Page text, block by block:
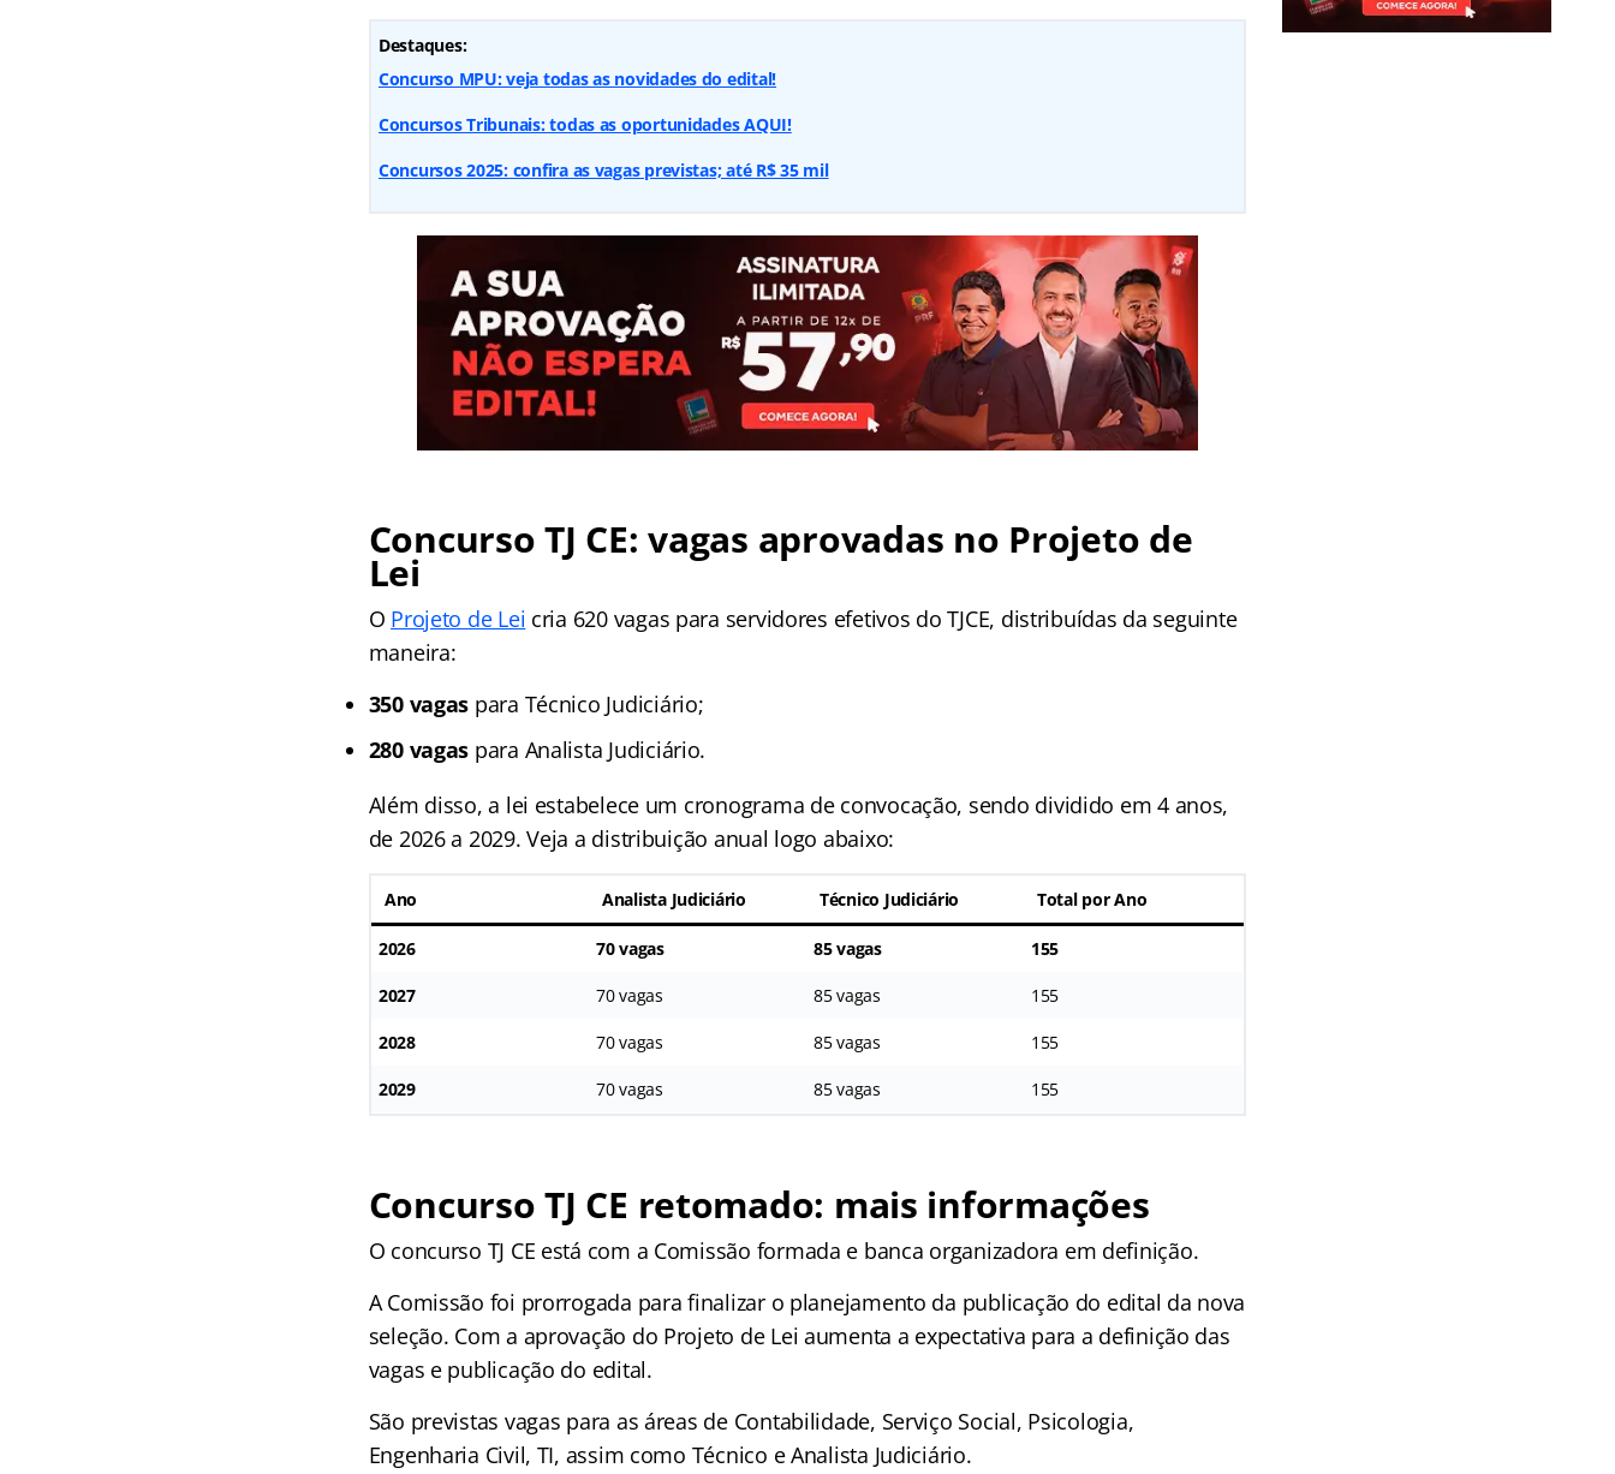
Destaques:
Concurso MPU: veja todas as novidades do edital!
Concursos Tribunais: todas as oportunidades AQUI!
Concursos 2025: confira as vagas previstas; até R$ 35 mil
Concurso TJ CE: vagas aprovadas no Projeto de
Lei
O Projeto de Lei cria 620 vagas para servidores efetivos do TJCE, distribuídas da seguinte
maneira:
350 vagas para Técnico Judiciário;
280 vagas para Analista Judiciário.
Além disso, a lei estabelece um cronograma de convocação, sendo dividido em 4 anos,
de 2026 a 2029. Veja a distribuição anual logo abaixo:
Ano Analista Judiciário Técnico Judiciário Total por Ano
2026 70 vagas 85 vagas 155
2027 70 vagas 85 vagas 155
2028 70 vagas 85 vagas 155
2029 70 vagas 85 vagas 155
Concurso TJ CE retomado: mais informações
O concurso TJ CE está com a Comissão formada e banca organizadora em definição.
A Comissão foi prorrogada para finalizar o planejamento da publicação do edital da nova
seleção. Com a aprovação do Projeto de Lei aumenta a expectativa para a definição das
vagas e publicação do edital.
São previstas vagas para as áreas de Contabilidade, Serviço Social, Psicologia,
Engenharia Civil, TI, assim como Técnico e Analista Judiciário.